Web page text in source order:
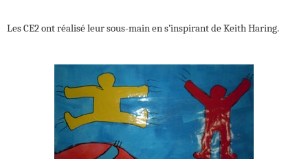
Les CE2 ont réalisé leur sous-main en s’inspirant de Keith Haring.